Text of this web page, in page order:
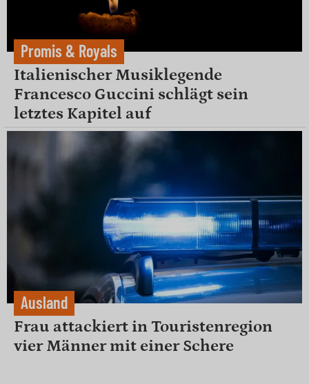
Promis & Royals
Italienischer Musiklegende
Francesco Guccini schlägt sein
letztes Kapitel auf
Ausland
Frau attackiert in Touristenregion
vier Männer mit einer Schere